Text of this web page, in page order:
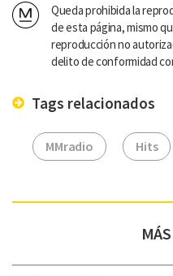
Queda prohibida la
de esta página, mismo
reproducción no
delito de conformidad
Tags relacionados
MMradio Hits